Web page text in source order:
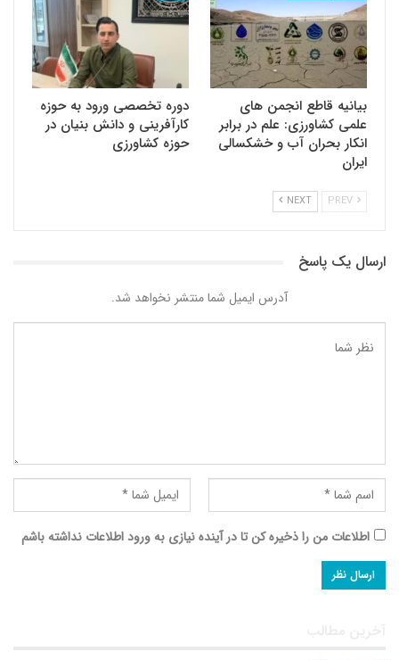
بیانیه قاطع انجمن های
علمی کشاورزی: علم در برابر
انکار بحران آب و خشکسالی
ایران
دوره تخصصی ورود به حوزه
کارآفرینی و دانش بنیان در
حوزه کشاورزی
NEXT
ارسال یک پاسخ
آدرس ایمیل شما منتشر نخواهد شد.
اطلاعات من را ذخیره کن تا در آینده نیازی به ورود اطلاعات نداشته باشم
آخرین مطالب